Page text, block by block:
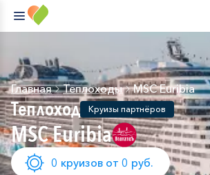
Главная Теплоходы MSC Euribia
Теплоход Круизы партнёров
MSC Euribia
0 круизов от 0 руб.